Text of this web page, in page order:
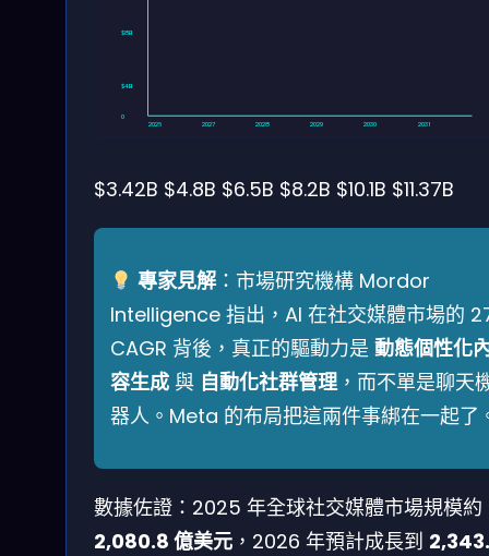
0
2026 2027 2028 2029 2030 2031
$8B
$4B
$3.42B $4.8B $6.5B $8.2B $10.1B $11.37B
專家見解：市場研究機構 Mordor
Intelligence 指出，AI 在社交媒體市場的
CAGR 背後，真正的驅動力是 動態個性化
容生成 與 自動化社群管理，而不單是聊天
器人。Meta 的布局把這兩件事綁在一起了
數據佐證：2025 年全球社交媒體市場規模約
2,080.8 億美元 ，2026 年預計成長到